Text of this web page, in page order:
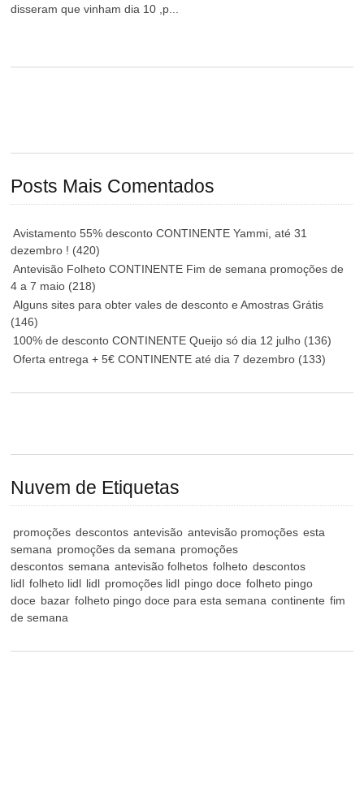
disseram que vinham dia 10 ,p...
Posts Mais Comentados
Avistamento 55% desconto CONTINENTE Yammi, até 31
dezembro ! (420)
Antevisão Folheto CONTINENTE Fim de semana promoções de
4 a 7 maio (218)
Alguns sites para obter vales de desconto e Amostras Grátis
(146)
100% de desconto CONTINENTE Queijo só dia 12 julho (136)
Oferta entrega + 5€ CONTINENTE até dia 7 dezembro (133)
Nuvem de Etiquetas
promoções descontos antevisão antevisão promoções esta
semana promoções da semana promoções
descontos semana antevisão folhetos folheto descontos
lidl folheto lidl lidl promoções lidl pingo doce folheto pingo
doce bazar folheto pingo doce para esta semana continente fim
de semana